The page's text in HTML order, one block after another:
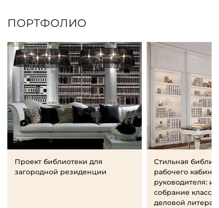
ПОРТФОЛИО
Проект библиотеки для
загородной резиденции
Стильная
рабочего
руководителя:
собрание
деловой